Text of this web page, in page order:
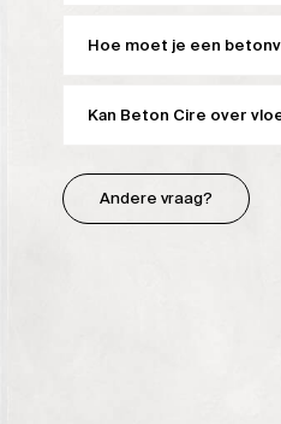
Hoe moet je een
Kan Beton Cire over
Andere vraag?